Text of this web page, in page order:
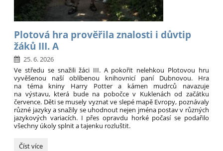
Plotová hra prověřila znalosti i důvtip
žáků III. A
25. 6. 2026
Ve středu se snažili žáci III. A pokořit nelehkou Plotovou hru
vyvěšenou naší oblíbenou knihovnicí paní Dubnovou. Hra
na téma kniny Harry Potter a kámen mudrců navazuje
na výstavu, která bude na pobočce v Kuklenách od začátku
července. Děti se musely vyznat ve slepé mapě Evropy, poznávaly
různé jazyky a snažily se uhodnout nejen jména postav v různých
jazykových variacích. I přes opravdu horké počasí se podařilo
všechny úkoly splnit a tajenku rozluštit.
Plotová
Číst více